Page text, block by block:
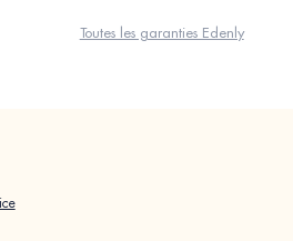
Toutes les garanties Edenly